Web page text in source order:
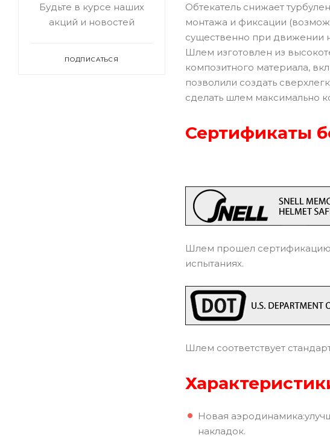
Обтекатель снижает
монтажа и фиксации
существенно при движении
Шлем изготовлен из
композитного материала,
позволили создать
сделать шлем максимально
Сертификаты
Шлем прошел сертификацию
испытаниях.
Шлем соответствует
Новая
накладок.
Будьте в курсе наших
акций и новостей
ПОДПИСАТЬСЯ